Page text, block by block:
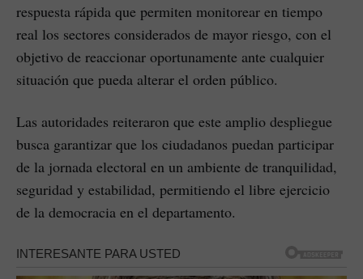
respuesta rápida que permiten monitorear en tiempo
real los sectores considerados de mayor riesgo, con el
objetivo de reaccionar oportunamente ante cualquier
situación que pueda alterar el orden público.
Las autoridades reiteraron que este amplio despliegue
busca garantizar que los ciudadanos puedan participar
de la jornada electoral en un ambiente de tranquilidad,
seguridad y estabilidad, permitiendo el libre ejercicio
de la democracia en el departamento.